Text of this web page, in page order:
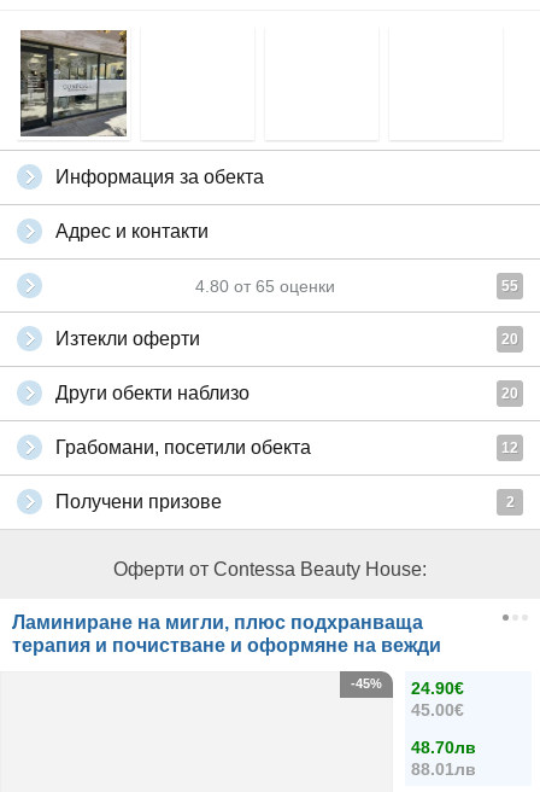
Информация за обекта
Адрес и контакти
4.80 от 65 оценки 55
Изтекли оферти 20
Други обекти наблизо 20
Грабомани, посетили обекта 12
Получени призове 2
Оферти от Contessa Beauty House:
Ламиниране на мигли, плюс подхранваща
терапия и почистване и оформяне на вежди
24.90€
45.00€
48.70лв
88.01лв
-45%